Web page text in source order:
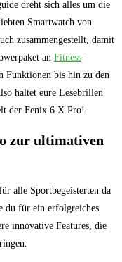
dreht sich alles um die
Smartwatch von
zusammengestellt, damit
an​ Fitness-
Funktionen bis hin zu den
haltet eure Lesebrillen
der Fenix 6 X Pro!
zur ultimativen
alle Sportbegeisterten⁣ da⁤
du für ⁤ein erfolgreiches⁤
innovative Features, die